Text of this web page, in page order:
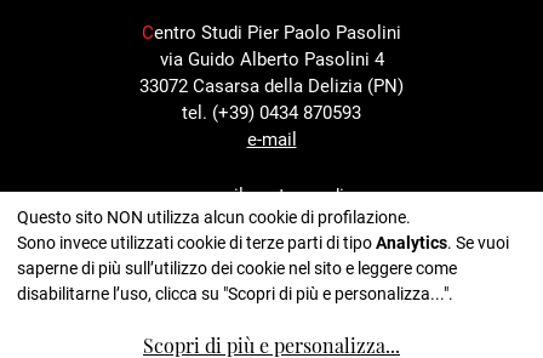
Centro Studi Pier Paolo Pasolini
via Guido Alberto Pasolini 4
33072 Casarsa della Delizia (PN)
tel. (+39) 0434 870593
e-mail
con il sostegno di
Questo sito NON utilizza alcun cookie di profilazione.
Sono invece utilizzati cookie di terze parti di tipoAnalytics. Se vuoi
saperne di più sull’utilizzo dei cookie nel sito e leggere come
disabilitarne l’uso, clicca su "Scopri di più e personalizza...".
Scopri di più e personalizza...